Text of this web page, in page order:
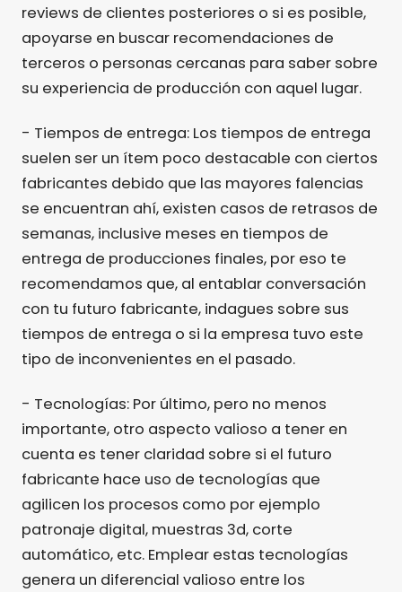
reviews de clientes posteriores o si es posible,
apoyarse en buscar recomendaciones de
terceros o personas cercanas para saber sobre
su experiencia de producción con aquel lugar.
- Tiempos de entrega: Los tiempos de entrega
suelen ser un ítem poco destacable con ciertos
fabricantes debido que las mayores falencias
se encuentran ahí, existen casos de retrasos de
semanas, inclusive meses en tiempos de
entrega de producciones finales, por eso te
recomendamos que, al entablar conversación
con tu futuro fabricante, indagues sobre sus
tiempos de entrega o si la empresa tuvo este
tipo de inconvenientes en el pasado.
- Tecnologías: Por último, pero no menos
importante, otro aspecto valioso a tener en
cuenta es tener claridad sobre si el futuro
fabricante hace uso de tecnologías que
agilicen los procesos como por ejemplo
patronaje digital, muestras 3d, corte
automático, etc. Emplear estas tecnologías
genera un diferencial valioso entre los